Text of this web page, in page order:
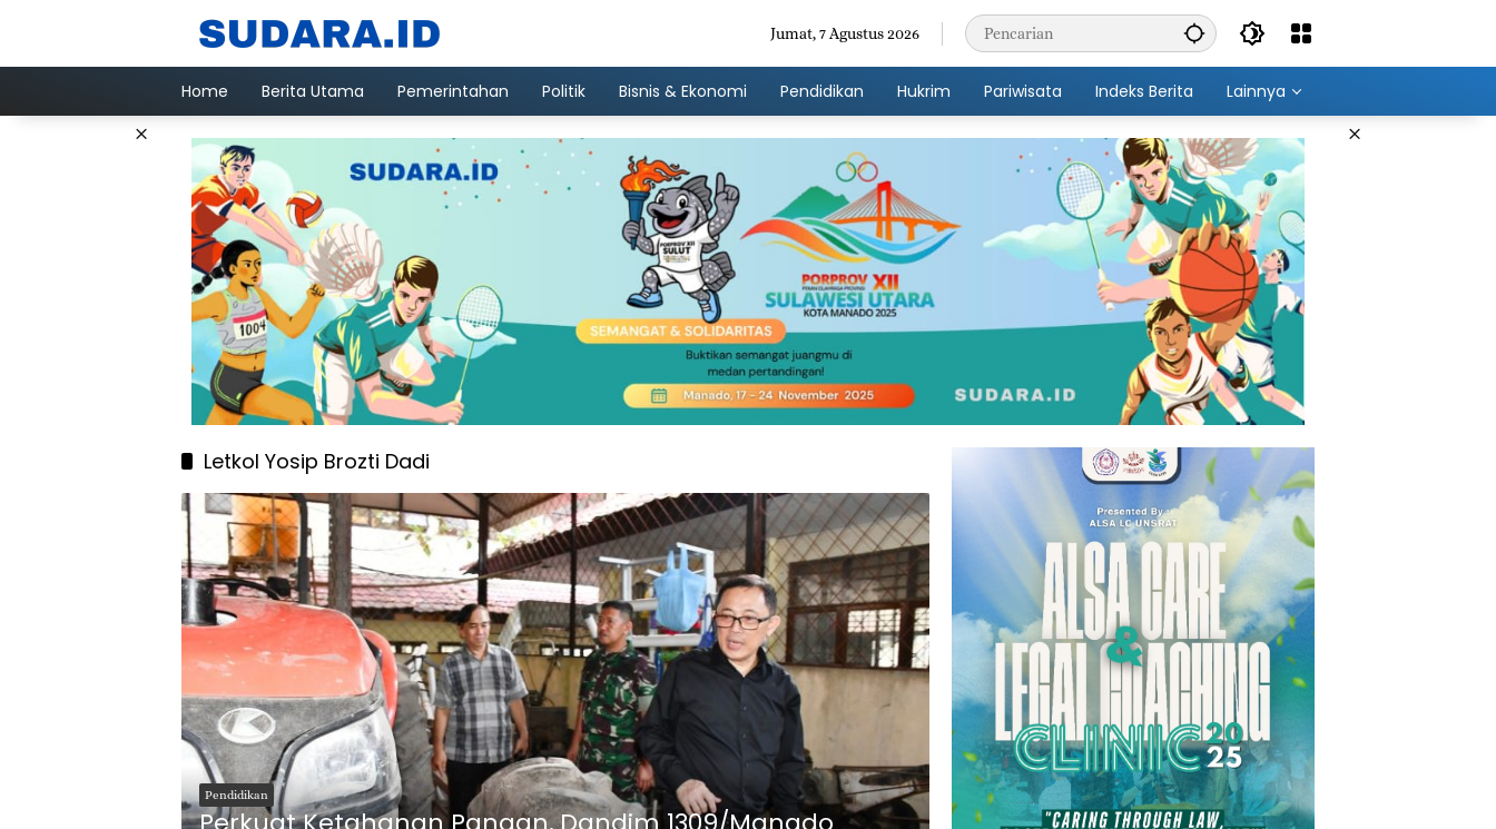
Jumat, 7 Agustus 2026
Home Berita Utama Pemerintahan Politik Bisnis & Ekonomi Pendidikan Hukrim Pariwisata Indeks Berita Lainnya
× ×
Letkol Yosip Brozti Dadi
Pendidikan